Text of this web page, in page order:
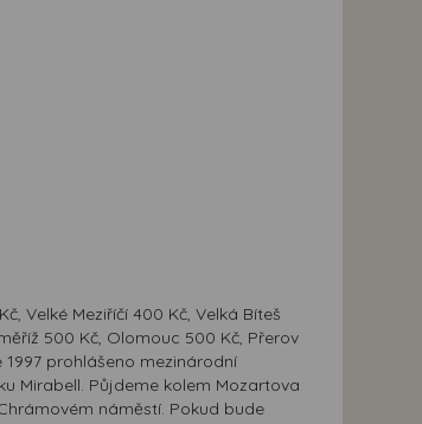
Velké Meziříčí 400 Kč, Velká Bíteš
500 Kč, Olomouc 500 Kč, Přerov
prohlášeno mezinárodní
Mirabell. Půjdeme kolem Mozartova
náměstí. Pokud bude